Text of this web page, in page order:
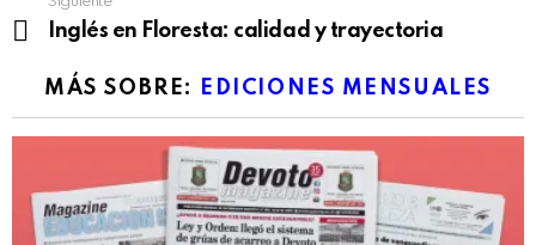
Inglés en Floresta: calidad y trayectoria
MÁS SOBRE: EDICIONES MENSUALES